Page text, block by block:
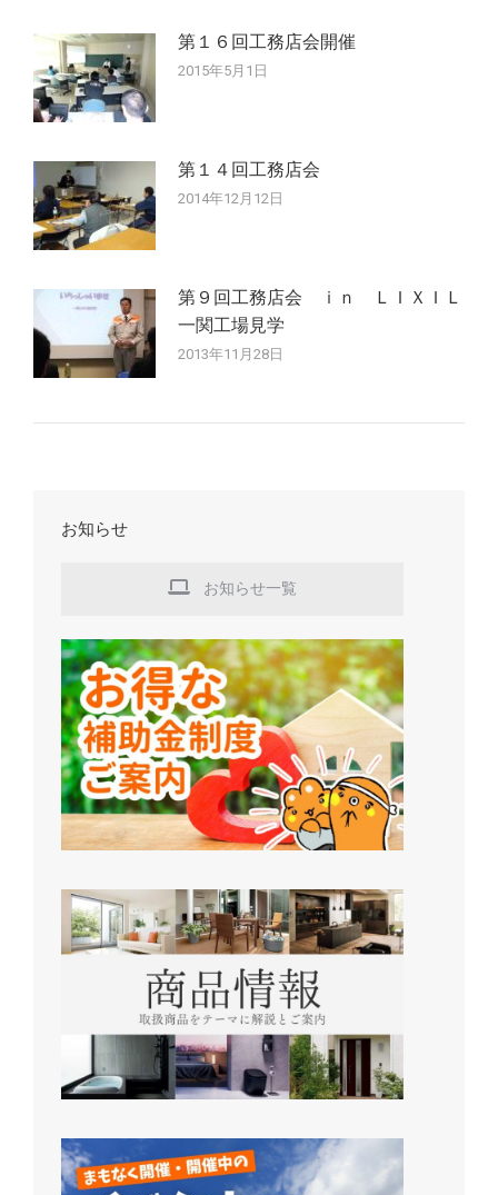
第１６回工務店会開催
2015年5月1日
第１４回工務店会
2014年12月12日
第９回工務店会 ｉｎ ＬＩＸＩＬ
一関工場見学
2013年11月28日
お知らせ
お知らせ一覧